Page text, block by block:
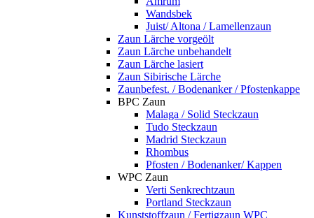
Wandsbek
Juist/ Altona / Lamellenzaun
Zaun Lärche vorgeölt
Zaun Lärche unbehandelt
Zaun Lärche lasiert
Zaun Sibirische Lärche
Zaunbefest. / Bodenanker / Pfostenkappe
BPC Zaun
Malaga / Solid Steckzaun
Tudo Steckzaun
Madrid Steckzaun
Rhombus
Pfosten / Bodenanker/ Kappen
WPC Zaun
Verti Senkrechtzaun
Portland Steckzaun
Kunststoffzaun / Fertigzaun WPC